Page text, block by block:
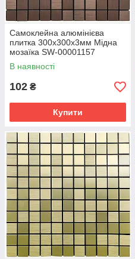
Самоклейна алюмінієва
плитка 300х300х3мм Мідна
мозаїка SW-00001157
В наявності
102 ₴
Купити